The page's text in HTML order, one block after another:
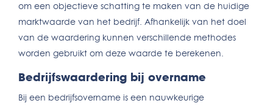
om een objectieve schatting te maken van de huidige
marktwaarde van het bedrijf. Afhankelijk van het doel
van de waardering kunnen verschillende methodes
worden gebruikt om deze waarde te berekenen.
Bedrijfswaardering bij overname
Bij een bedrijfsovername is een nauwkeurige